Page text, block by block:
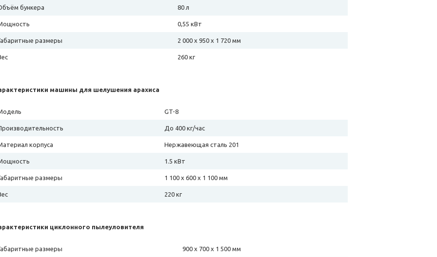
бункера 80 л
0,55 кВт
размеры 2 000 х 950 х 1 720 мм
260 кг
машины для шелушения арахиса
GT-8
До 400 кг/час
корпуса Нержавеющая сталь 201
1.5 кВт
размеры 1 100 х 600 х 1 100 мм
220 кг
циклонного пылеуловителя
размеры 900 х 700 х 1 500 мм